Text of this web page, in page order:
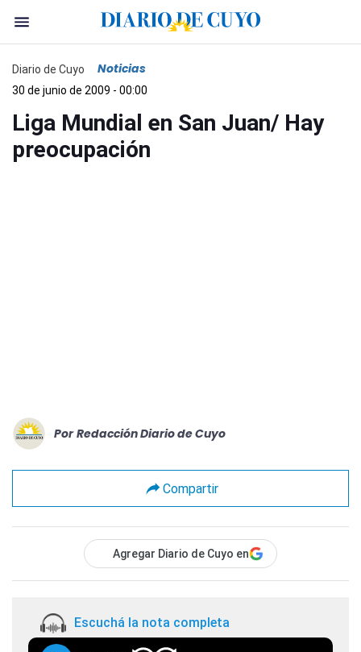
Diario de Cuyo Noticias
30 de junio de 2009 - 00:00
Liga Mundial en San Juan/ Hay
preocupación
Por Redacción Diario de Cuyo
Compartir
Agregar Diario de Cuyo en
Escuchá la nota completa